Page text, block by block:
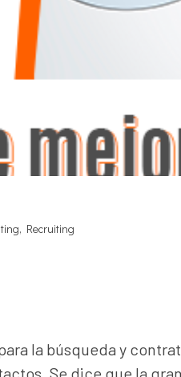
, Recruiting
la búsqueda y
Se dice que la